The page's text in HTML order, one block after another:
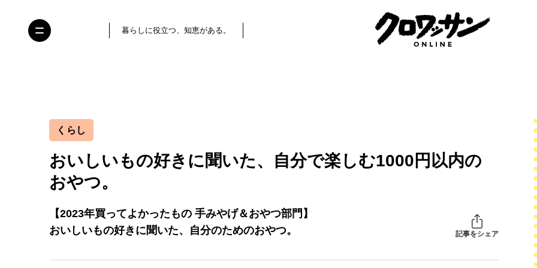
暮らしに役立つ、知恵がある。
くらし
おいしいもの好きに聞いた、自分で楽しむ1000円以内の
おやつ。
【2023年買ってよかったもの 手みやげ＆おやつ部門】
おいしいもの好きに聞いた、自分のためのおやつ。
記事をシェア